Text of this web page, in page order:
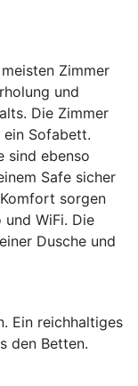
Zimmer
und
Die Zimmer
Sofabett.
sind ebenso
Safe sicher
sorgen
und WiFi. Die
Dusche und
Ein reichhaltiges
den Betten.